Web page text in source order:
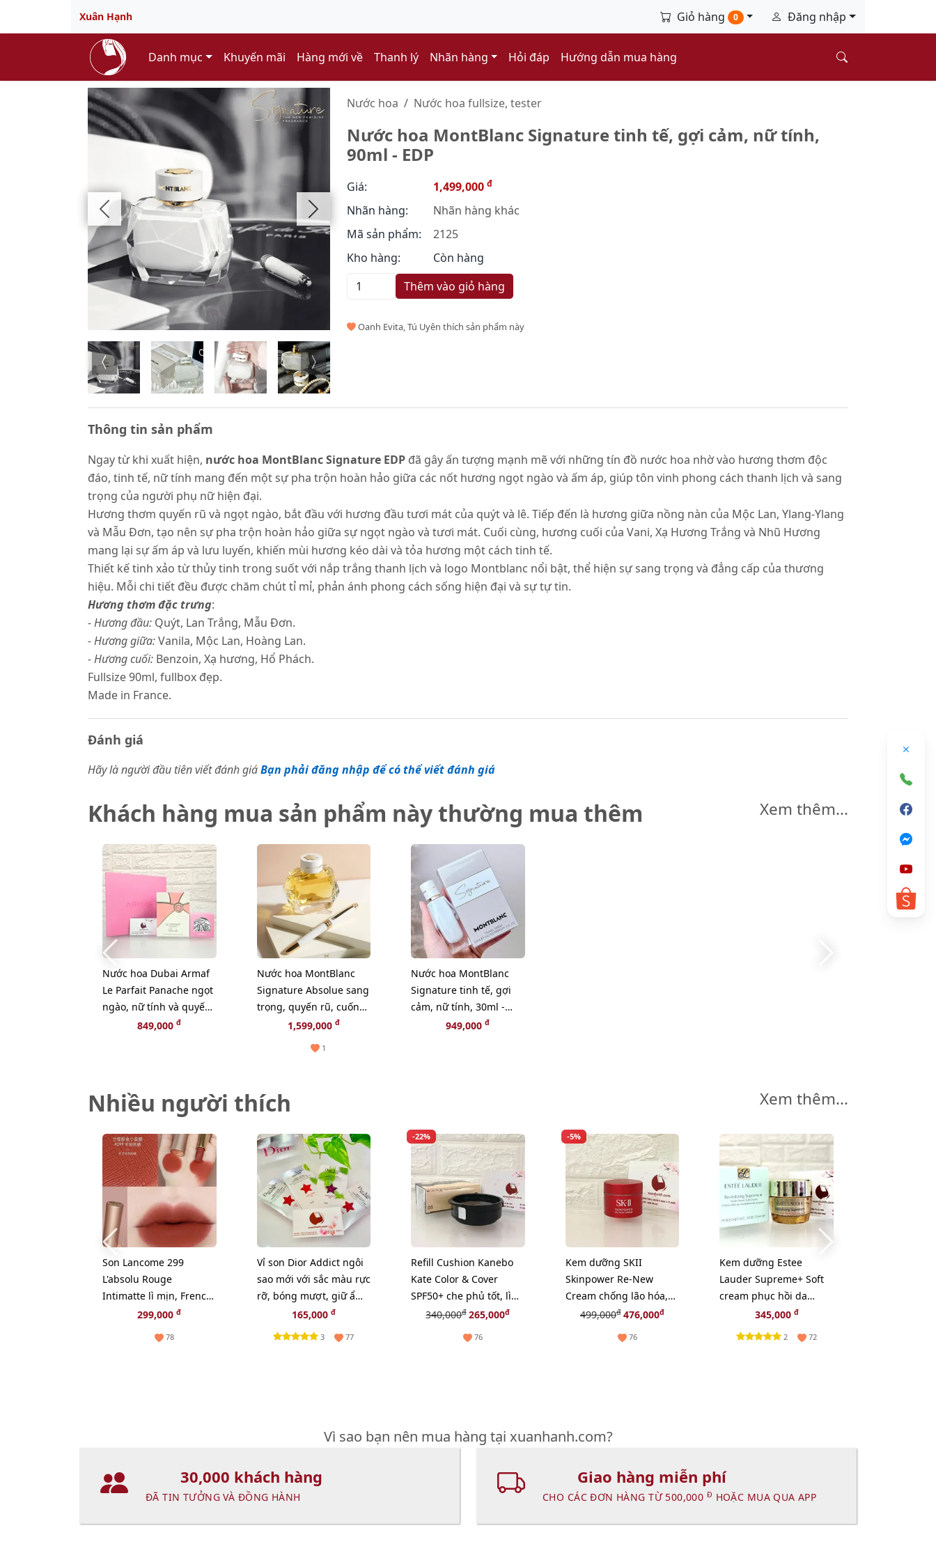
Xuân Hạnh Giỏ hàng 0 Đăng nhập
Danh mục Khuyến mãi Hàng mới về Thanh lý Nhãn hàng Hỏi đáp Hướng dẫn mua hàng
Nước hoa Nước hoa fullsize, tester
Nước hoa MontBlanc Signature tinh tế, gợi cảm, nữ tính,
90ml - EDP
Giá: 1,499,000 đ
Nhãn hàng:
Nhãn hàng khác
Mã sản phẩm:
2125
Kho hàng:
Còn hàng
Thêm vào giỏ hàng
Oanh Evita, Tú Uyên thích sản phẩm này
Thông tin sản phẩm
Ngay từ khi xuất hiện, nước hoa MontBlanc Signature EDP đã gây ấn tượng mạnh mẽ với những tín đồ nước hoa nhờ vào hương thơm độc
đáo, tinh tế, nữ tính mang đến một sự pha trộn hoàn hảo giữa các nốt hương ngọt ngào và ấm áp, giúp tôn vinh phong cách thanh lịch và sang
trọng của người phụ nữ hiện đại.
Hương thơm quyến rũ và ngọt ngào, bắt đầu với hương đầu tươi mát của quýt và lê. Tiếp đến là hương giữa nồng nàn của Mộc Lan, Ylang-Ylang
và Mẫu Đơn, tạo nên sự pha trộn hoàn hảo giữa sự ngọt ngào và tươi mát. Cuối cùng, hương cuối của Vani, Xạ Hương Trắng và Nhũ Hương
mang lại sự ấm áp và lưu luyến, khiến mùi hương kéo dài và tỏa hương một cách tinh tế.
Thiết kế tinh xảo từ thủy tinh trong suốt với nắp trắng thanh lịch và logo Montblanc nổi bật, thể hiện sự sang trọng và đẳng cấp của thương
hiệu. Mỗi chi tiết đều được chăm chút tỉ mỉ, phản ánh phong cách sống hiện đại và sự tự tin.
Hương thơm đặc trưng:
- Hương đầu: Quýt, Lan Trắng, Mẫu Đơn.
- Hương giữa:Vanila, Mộc Lan, Hoàng Lan.
- Hương cuối: Benzoin, Xạ hương, Hổ Phách.
Fullsize 90ml, fullbox đẹp.
Made in France.
Đánh giá
Hãy là người đầu tiên viết đánh giáBạn phải đăng nhập để có thể viết đánh giá
Khách hàng mua sản phẩm này thường mua thêm Xem thêm...
Nước hoa Dubai Armaf
Le Parfait Panache ngọt
ngào, nữ tính và quyến
rũ - EDP, 100ml (Limited)
849,000đ
Nước hoa MontBlanc
Signature Absolue sang
trọng, quyến rũ, cuốn
hút, 90ml - EDP
1,599,000 đ
1
Nước hoa MontBlanc
Signature tinh tế, gợi
cảm, nữ tính, 30ml -
949,000đ
Nhiều người thích Xem thêm...
Son Lancome 299
L'absolu Rouge
Intimatte lì mịn, French
Cashmere cam đỏ gạch
299,000đ
78
Vỉ son Dior Addict ngôi
sao mới với sắc màu rực
rỡ, bóng mượt, giữ ẩm
165,000 đ
3 77
-22%
Refill Cushion Kanebo
Kate Color & Cover
SPF50+ che phủ tốt, lì
mịn, #05 sáng tự nhiên.
340,000đ265,000đ
76
-5%
Kem dưỡng SKII
Skinpower Re-New
Cream chống lão hóa,
phục hồi nuôi dưỡng
499,000đ 476,000đ
76
Kem dưỡng Estee
Lauder Supreme+ Soft
cream phục hồi da
chuyên sâu, 15ml
345,000 đ
2 72
Vì sao bạn nên mua hàng tại xuanhanh.com?
30,000 khách hàng
ĐÃ TIN TƯỞNG VÀ ĐỒNG HÀNH
Giao hàng miễn phí
CHO CÁC ĐƠN HÀNG TỪ 500,000 Đ HOẶC MUA QUA APP